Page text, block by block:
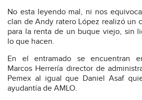
No esta leyendo mal, ni nos
clan de Andy ratero López realizó un
para la renta de un buque viejo, sin
lo que hacen.
En el entramado se encuentran
Marcos Herrería director de
Pemex al igual que Daniel Asaf
ayudantía de AMLO.